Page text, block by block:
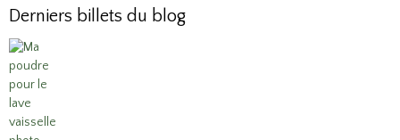
Derniers billets du blog